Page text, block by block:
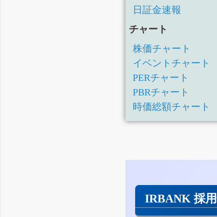
日証金速報
チャート
株価チャート
イベントチャート
PERチャート
PBRチャート
時価総額チャート
IRBANK 採